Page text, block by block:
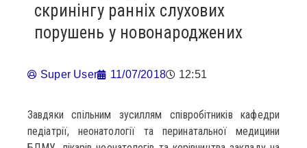
скринінгу ранніх слухових
порушень у новонароджених
Super User 11/07/2018 12:51
Завдяки спільним зусиллям співробітників кафедри
педіатрії, неонатології та перинатальної медицини